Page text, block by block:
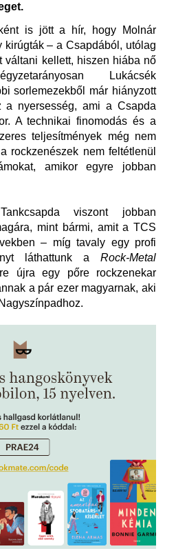
is jött a hír, hogy Molnár
kirúgták – a Csapdából, utólag
váltani kellett, hiszen hiába nő
Lukácsék
sorlemezekből már hiányzott
nyersesség, ami a Csapda
A technikai finomodás és a
teljesítmények még nem
rockzenészek nem feltétlenül
amikor egyre jobban
viszont jobban
mint bármi, amit a TCS
– míg tavaly egy profi
láthattunk a Rock-Metal
újra egy pőre rockzenekar
a pár ezer magyarnak, aki